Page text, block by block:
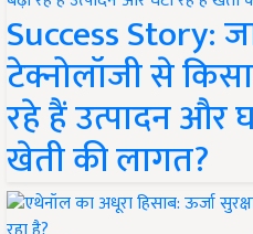
Success Story:
टेक्नोलॉजी से
रहे हैं उत्पादन और
खेती की लागत?